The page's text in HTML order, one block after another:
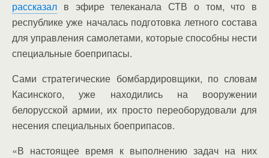
рассказал в эфире телеканала СТВ о том, что в
республике уже началась подготовка летного состава
для управления самолетами, которые способны нести
специальные боеприпасы.
Сами стратегические бомбардировщики, по словам
Касинского, уже находились на вооружении
белорусской армии, их просто переоборудовали для
несения специальных боеприпасов.
«В настоящее время к выполнению задач на них